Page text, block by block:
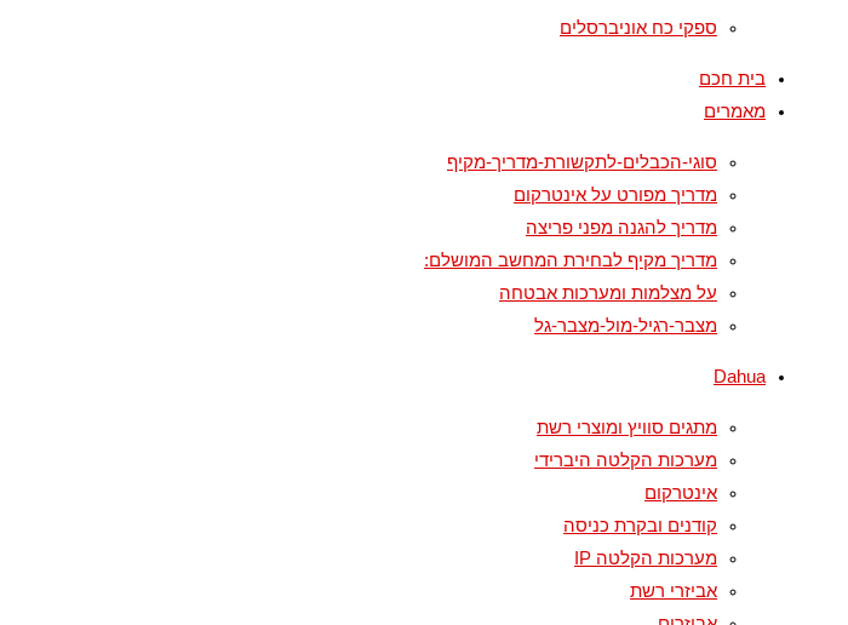
ספקי כח אוניברסלים
בית חכם
מאמרים
סוגי-הכבלים-לתקשורת-מדריך-מקיף
מדריך מפורט על אינטרקום
מדריך להגנה מפני פריצה
מדריך מקיף לבחירת המחשב המושלם:
על מצלמות ומערכות אבטחה
מצבר-רגיל-מול-מצבר-גל
Dahua
מתגים סוויץ ומוצרי רשת
מערכות הקלטה היברידי
אינטרקום
קודנים ובקרת כניסה
מערכות הקלטה IP
אביזרי רשת